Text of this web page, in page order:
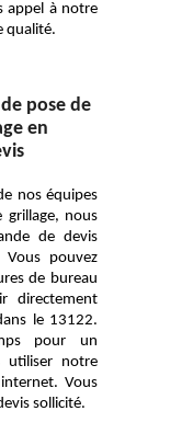
appel à notre
qualité.
pose de
en
nos équipes
grillage, nous
de devis
Vous pouvez
de bureau
directement
le 13122.
pour un
utiliser notre
Vous
sollicité.